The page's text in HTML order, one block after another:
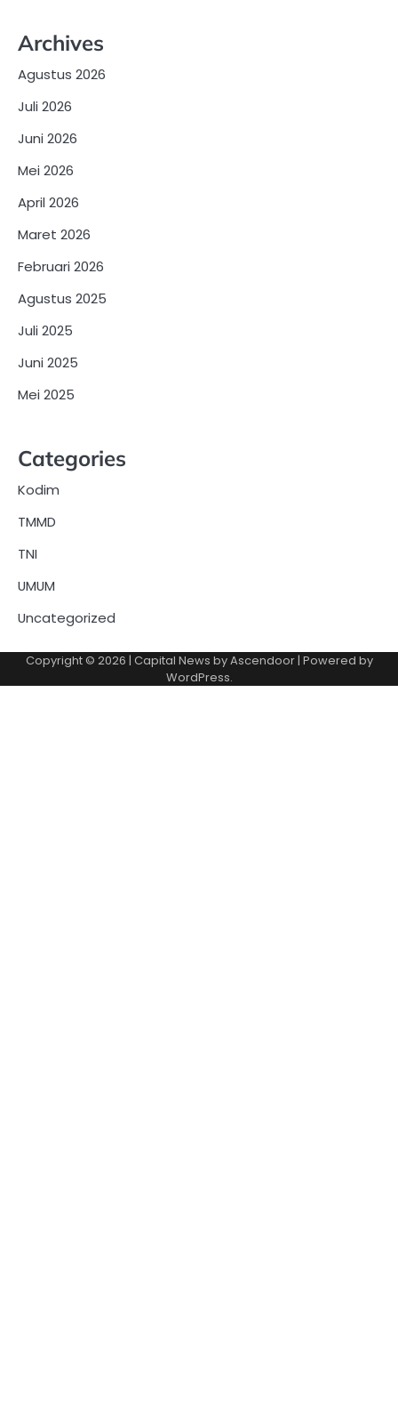
Archives
Agustus 2026
Juli 2026
Juni 2026
Mei 2026
April 2026
Maret 2026
Februari 2026
Agustus 2025
Juli 2025
Juni 2025
Mei 2025
Categories
Kodim
TMMD
TNI
UMUM
Uncategorized
Copyright © 2026 | Capital News byAscendoor| Powered by
WordPress.